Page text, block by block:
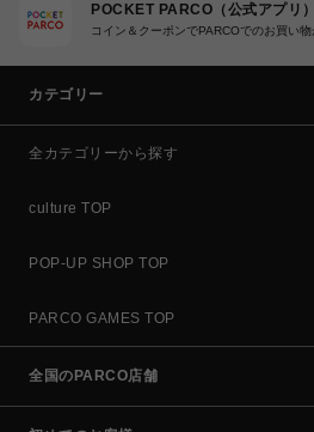
POCKET PARCO（公式アプリ）
コイン＆クーポンでPARCOでのお買い物
カテゴリー
全カテゴリーから探す
culture TOP
POP-UP SHOP TOP
PARCO GAMES TOP
全国のPARCO店舗